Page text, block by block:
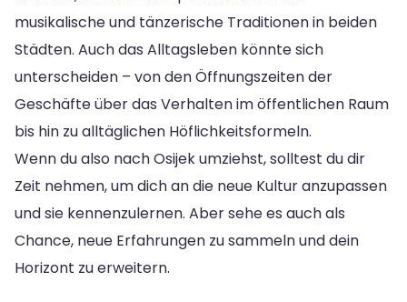
musikalische und tänzerische Traditionen in beiden
Städten. Auch das Alltagsleben könnte sich
unterscheiden – von den Öffnungszeiten der
Geschäfte über das Verhalten im öffentlichen Raum
bis hin zu alltäglichen Höflichkeitsformeln.
Wenn du also nach Osijek umziehst, solltest du dir
Zeit nehmen, um dich an die neue Kultur anzupassen
und sie kennenzulernen. Aber sehe es auch als
Chance, neue Erfahrungen zu sammeln und dein
Horizont zu erweitern.